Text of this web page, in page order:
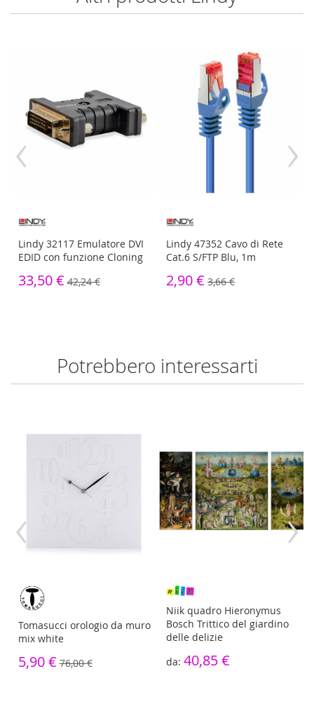
Lindy 32117 Emulatore DVI
EDID con funzione Cloning
33,50 € 42,24 €
Lindy 47352 Cavo di Rete
Cat.6 S/FTP Blu, 1m
2,90 € 3,66 €
‹ ›
Potrebbero interessarti
Tomasucci orologio da muro
mix white
5,90 € 76,00 €
Niik quadro Hieronymus
Bosch Trittico del giardino
delle delizie
40,85 €
‹ ›